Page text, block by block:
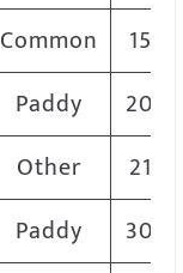
Common
1550
Paddy
Other
2150
Paddy